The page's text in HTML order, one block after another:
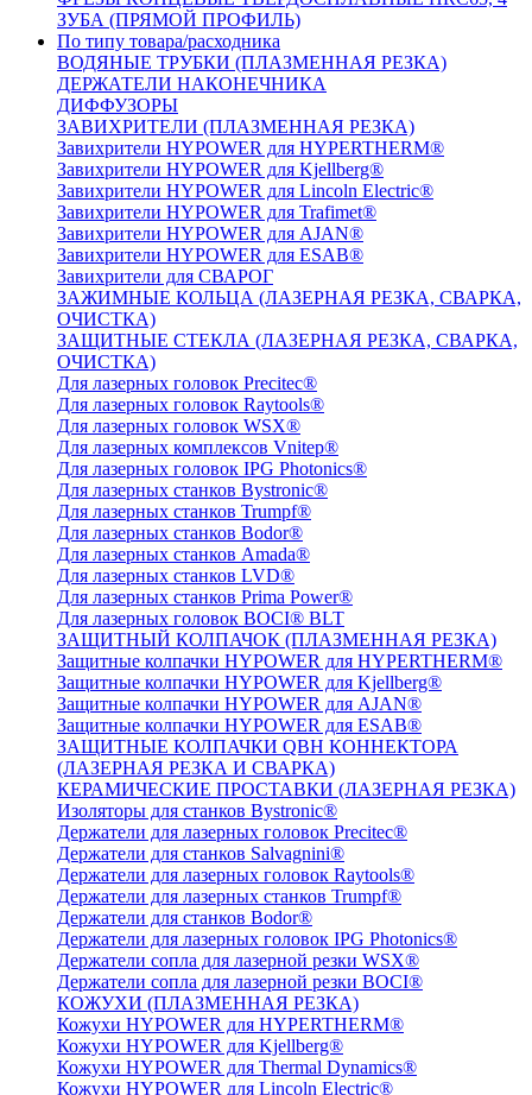
ЗУБА (ПРЯМОЙ ПРОФИЛЬ)
По типу товара/расходника
ВОДЯНЫЕ ТРУБКИ (ПЛАЗМЕННАЯ РЕЗКА)
ДЕРЖАТЕЛИ НАКОНЕЧНИКА
ДИФФУЗОРЫ
ЗАВИХРИТЕЛИ (ПЛАЗМЕННАЯ РЕЗКА)
Завихрители HYPOWER для HYPERTHERM®
Завихрители HYPOWER для Kjellberg®
Завихрители HYPOWER для Lincoln Electric®
Завихрители HYPOWER для Trafimet®
Завихрители HYPOWER для AJAN®
Завихрители HYPOWER для ESAB®
Завихрители для СВАРОГ
ЗАЖИМНЫЕ КОЛЬЦА (ЛАЗЕРНАЯ РЕЗКА, СВАРКА,
ОЧИСТКА)
ЗАЩИТНЫЕ СТЕКЛА (ЛАЗЕРНАЯ РЕЗКА, СВАРКА,
ОЧИСТКА)
Для лазерных головок Precitec®
Для лазерных головок Raytools®
Для лазерных головок WSX®
Для лазерных комплексов Vnitep®
Для лазерных головок IPG Photonics®
Для лазерных станков Bystronic®
Для лазерных станков Trumpf®
Для лазерных станков Bodor®
Для лазерных станков Amada®
Для лазерных станков LVD®
Для лазерных станков Prima Power®
Для лазерных головок BOCI® BLT
ЗАЩИТНЫЙ КОЛПАЧОК (ПЛАЗМЕННАЯ РЕЗКА)
Защитные колпачки HYPOWER для HYPERTHERM®
Защитные колпачки HYPOWER для Kjellberg®
Защитные колпачки HYPOWER для AJAN®
Защитные колпачки HYPOWER для ESAB®
ЗАЩИТНЫЕ КОЛПАЧКИ QBH КОННЕКТОРА
(ЛАЗЕРНАЯ РЕЗКА И СВАРКА)
КЕРАМИЧЕСКИЕ ПРОСТАВКИ (ЛАЗЕРНАЯ РЕЗКА)
Изоляторы для станков Bystronic®
Держатели для лазерных головок Precitec®
Держатели для станков Salvagnini®
Держатели для лазерных головок Raytools®
Держатели для лазерных станков Trumpf®
Держатели для станков Bodor®
Держатели для лазерных головок IPG Photonics®
Держатели сопла для лазерной резки WSX®
Держатели сопла для лазерной резки BOCI®
КОЖУХИ (ПЛАЗМЕННАЯ РЕЗКА)
Кожухи HYPOWER для HYPERTHERM®
Кожухи HYPOWER для Kjellberg®
Кожухи HYPOWER для Thermal Dynamics®
Кожухи HYPOWER для Lincoln Electric®